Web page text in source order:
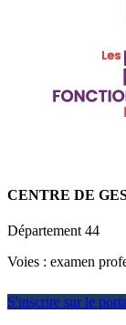
CENTRE DE
Département 44
Voies : examen
S'inscrire sur le